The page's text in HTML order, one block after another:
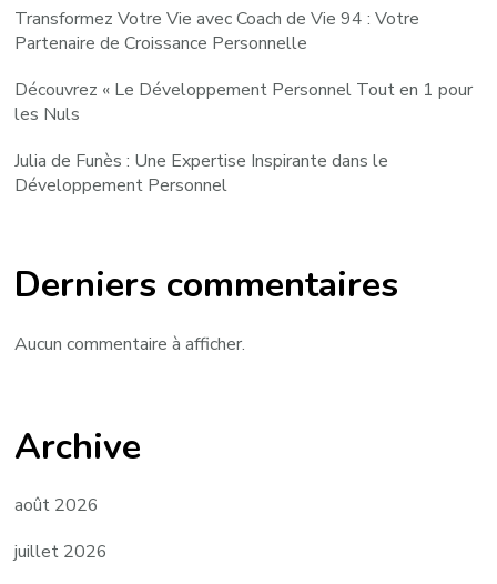
Transformez Votre Vie avec Coach de Vie 94 : Votre
Partenaire de Croissance Personnelle
Découvrez « Le Développement Personnel Tout en 1 pour
les Nuls
Julia de Funès : Une Expertise Inspirante dans le
Développement Personnel
Derniers commentaires
Aucun commentaire à afficher.
Archive
août 2026
juillet 2026